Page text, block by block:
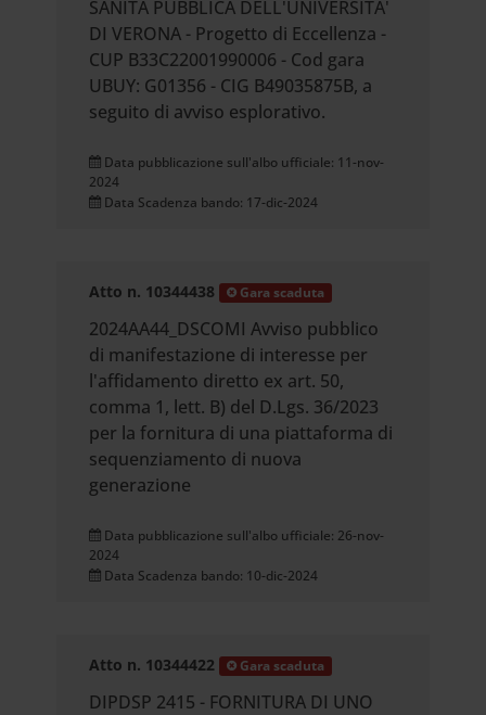
SANITA PUBBLICA DELL'UNIVERSITA'
DI VERONA - Progetto di Eccellenza -
CUP B33C22001990006 - Cod gara
UBUY: G01356 - CIG B49035875B, a
seguito di avviso esplorativo.
Data pubblicazione sull'albo ufficiale: 11-nov-
2024
Data Scadenza bando: 17-dic-2024
Atto n. 10344438 Gara scaduta
2024AA44_DSCOMI Avviso pubblico
di manifestazione di interesse per
l'affidamento diretto ex art. 50,
comma 1, lett. B) del D.Lgs. 36/2023
per la fornitura di una piattaforma di
sequenziamento di nuova
generazione
Data pubblicazione sull'albo ufficiale: 26-nov-
2024
Data Scadenza bando: 10-dic-2024
Atto n. 10344422 Gara scaduta
DIPDSP 2415 - FORNITURA DI UNO